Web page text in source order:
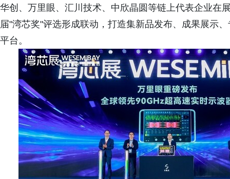
华创、万里眼、汇川技术、中欣晶圆等链上代表企业在
届"湾芯奖"评选形成联动，打造集新品发布、成果展示
平台。